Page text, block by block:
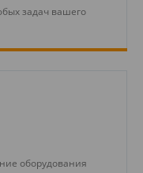
задач вашего
оборудования